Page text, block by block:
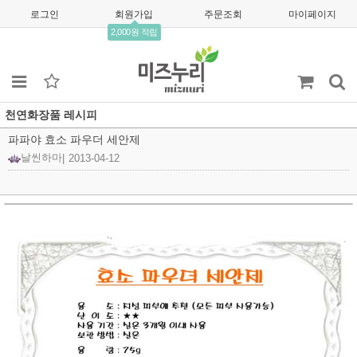
로그인 회원가입
2,000원 적립
주문조회 마이페이지
천연화장품 레시피
파파야 효소 파우더 세안제
날씬하마 2013-04-12